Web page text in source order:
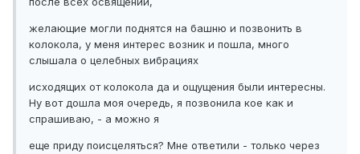
желающие могли поднятся на башню и позвонить в
колокола, у меня интерес возник и пошла, много
слышала о целебных вибрациях
исходящих от колокола да и ощущения были интересны.
Ну вот дошла моя очередь, я позвонила кое как и
спрашиваю, - а можно я
еще приду поисцеляться? Мне ответили - только через